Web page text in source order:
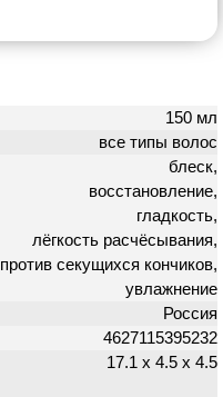
150 мл
все типы волос
блеск,
восстановление,
гладкость,
лёгкость расчёсывания,
против секущихся кончиков,
увлажнение
Россия
4627115395232
17.1 х 4.5 х 4.5